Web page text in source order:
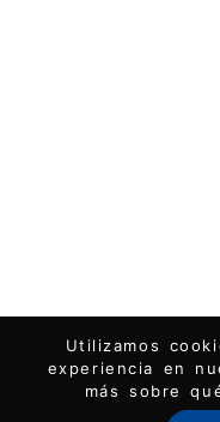
Utilizamos
experiencia en
más sobre